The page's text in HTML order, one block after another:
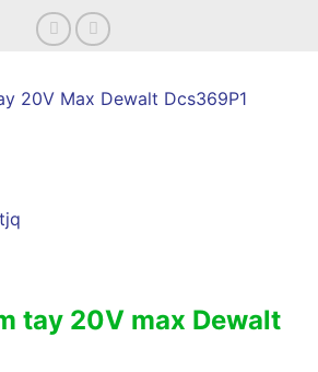
tay 20V max Dewalt